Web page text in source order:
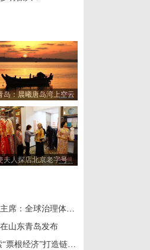
岛：晨曦唐岛湾上空云
霞变幻 宛如油画
夫人探店北京老字号
国际标准化组织发展中国家委员会主席：全球治理体系改革应共建共享
山东青岛发布
一张票根、多重体验 中国多地探索“票根经济”打造链式消费新场景